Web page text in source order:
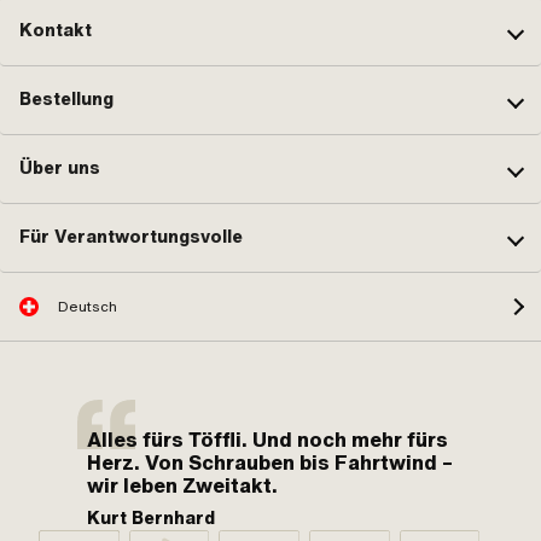
Kontakt
Bestellung
Über uns
Für Verantwortungsvolle
Deutsch
Alles fürs Töffli. Und noch mehr fürs
Herz. Von Schrauben bis Fahrtwind –
wir leben Zweitakt.
Kurt Bernhard